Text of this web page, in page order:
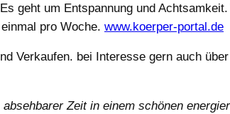
geht um Entspannung und
pro Woche. www.koerper-portal.de
Verkaufen. bei Interesse gern auch über
Zeit in einem schönen